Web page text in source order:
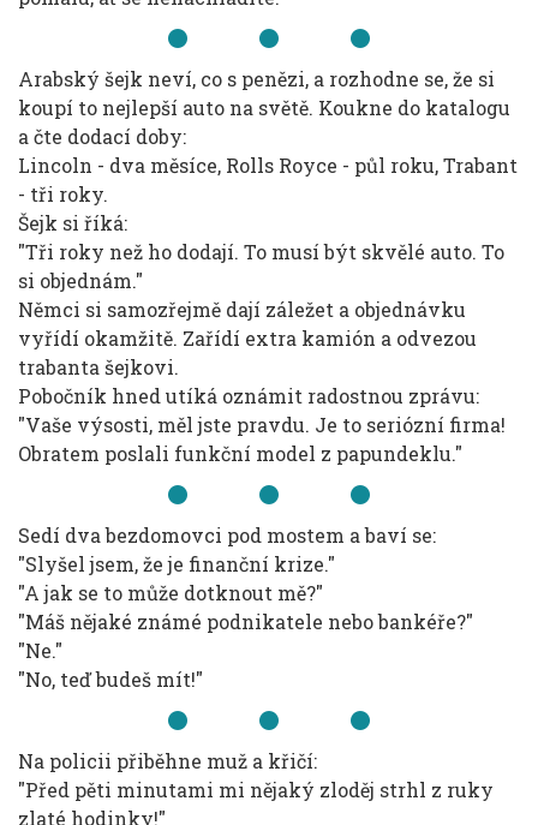
Arabský šejk neví, co s penězi, a rozhodne se, že si
koupí to nejlepší auto na světě. Koukne do katalogu
a čte dodací doby:
Lincoln - dva měsíce, Rolls Royce - půl roku, Trabant
- tři roky.
Šejk si říká:
"Tři roky než ho dodají. To musí být skvělé auto. To
si objednám."
Němci si samozřejmě dají záležet a objednávku
vyřídí okamžitě. Zařídí extra kamión a odvezou
trabanta šejkovi.
Pobočník hned utíká oznámit radostnou zprávu:
"Vaše výsosti, měl jste pravdu. Je to seriózní firma!
Obratem poslali funkční model z papundeklu."
Sedí dva bezdomovci pod mostem a baví se:
"Slyšel jsem, že je finanční krize."
"A jak se to může dotknout mě?"
"Máš nějaké známé podnikatele nebo bankéře?"
"Ne."
"No, teď budeš mít!"
Na policii přiběhne muž a křičí:
"Před pěti minutami mi nějaký zloděj strhl z ruky
zlaté hodinky!"